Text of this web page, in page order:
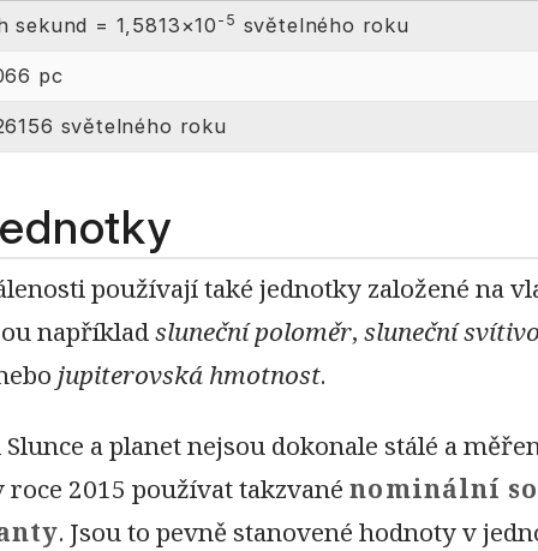
sekund = 1,5813×10 -5 světelného roku
pc
světelného roku
používají také jednotky založené na
napříkladsluneční poloměr,sluneční
jupiterovská hmotnost.
a planet nejsou dokonale stálé a
2015 používat takzvanénominální
. Jsou to pevně stanovené hodnoty v